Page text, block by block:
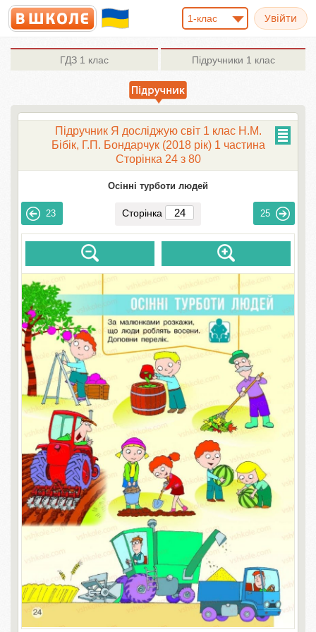
1-клас
ГДЗ 1 клас Підручники 1 клас
Підручник Я досліджую світ 1 клас Н.М.
Бібік, Г.П. Бондарчук (2018 рік) 1 частина
Сторінка 24 з 80
Осінні турботи людей
23 Сторінка 25